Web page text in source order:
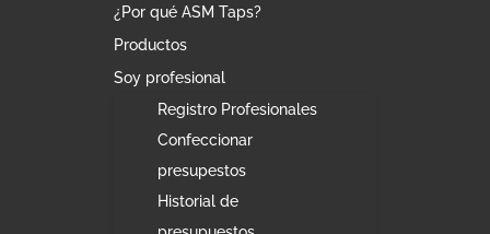
¿Por qué ASM Taps?
Productos
Soy profesional
Registro Profesionales
Confeccionar
presupestos
Historial de